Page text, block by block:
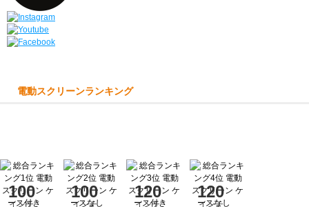
電動スクリーンランキング
100
インチ
100
インチ
120
インチ
120
インチ